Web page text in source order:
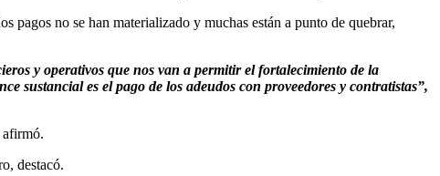
pagos no se han materializado y muchas están a punto de quebrar,
y operativos que nos van a permitir el fortalecimiento de la
sustancial es el pago de los adeudos con proveedores y contratistas”,
afirmó.
destacó.